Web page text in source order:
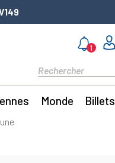
1
Monde Billets